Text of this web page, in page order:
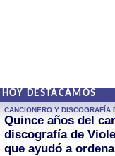
HOY DESTACAMOS
CANCIONERO Y DISCOGRAFÍA
Quince años del
discografía de
que ayudó a